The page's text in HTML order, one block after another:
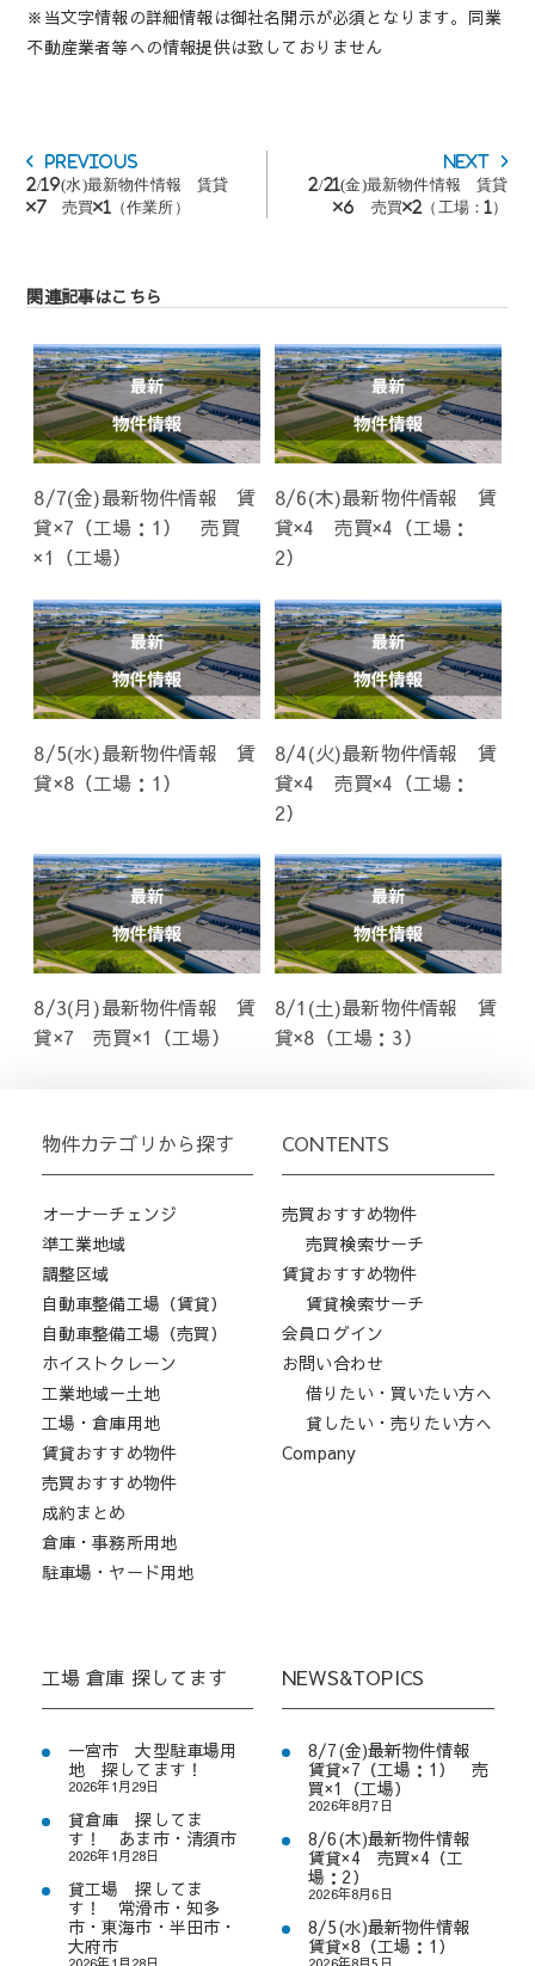
※当文字情報の詳細情報は御社名開示が必須となります。同業
不動産業者等への情報提供は致しておりません
投
稿
ナ
ビ
ョ
PreviousPrevious
post:
2/19(水)最新物件情報 賃貸
×7 売買×1（作業所）
Next
post:
2/21(金)最新物件情報 賃貸
×6 売買×2（工場：1）
関連記事はこちら
8/7(金)最新物件情報 賃
貸×7（工場：1） 売買
×1（工場）
8/6(木)最新物件情報 賃
貸×4 売買×4（工場：
2）
8/5(水)最新物件情報 賃
貸×8（工場：1）
8/4(火)最新物件情報 賃
貸×4 売買×4（工場：
2）
8/3(月)最新物件情報 賃
貸×7 売買×1（工場）
8/1(土)最新物件情報 賃
貸×8（工場：3）
物件カテゴリから探す
オーナーチェンジ
準工業地域
調整区域
自動車整備工場（賃貸）
自動車整備工場（売買）
ホイストクレーン
工業地域－土地
工場・倉庫用地
賃貸おすすめ物件
売買おすすめ物件
成約まとめ
倉庫・事務所用地
駐車場・ヤード用地
CONTENTS
売買おすすめ物件
売買検索サーチ
賃貸おすすめ物件
賃貸検索サーチ
会員ログイン
お問い合わせ
借りたい・買いたい方へ
貸したい・売りたい方へ
Company
工場 倉庫 探してます
一宮市 大型駐車場用
地 探してます！
2026年1月29日
貸倉庫 探してま
す！ あま市・清須市
2026年1月28日
貸工場 探してま
す！ 常滑市・知多
市・東海市・半田市・
大府市
2026年1月28日
NEWS&TOPICS
8/7(金)最新物件情報
賃貸×7（工場：1） 売
買×1（工場）
2026年8月7日
8/6(木)最新物件情報
賃貸×4 売買×4（工
場：2）
2026年8月6日
8/5(水)最新物件情報
賃貸×8（工場：1）
2026年8月5日